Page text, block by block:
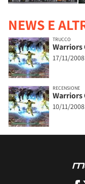
NEWS E
TRUCCO
Warriors
17/11/2008
RECENSIONE
Warriors
10/11/2008